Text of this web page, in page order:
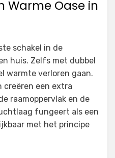
Warme Oase in
schakel in de
huis. Zelfs met dubbel
warmte verloren gaan.
creëren een extra
raamoppervlak en de
fungeert als een
met het principe